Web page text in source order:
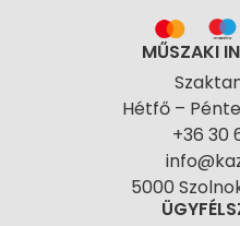
MŰSZAKI
Hétfő –
+36 30
5000